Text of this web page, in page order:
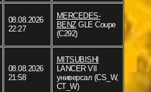
08.08.2026
22:27
MERCEDES-
BENZGLE Coupe
(C292)
08.08.2026
21:58
MITSUBISHI
LANCER VII
универсал (CS_W,
CT_W)